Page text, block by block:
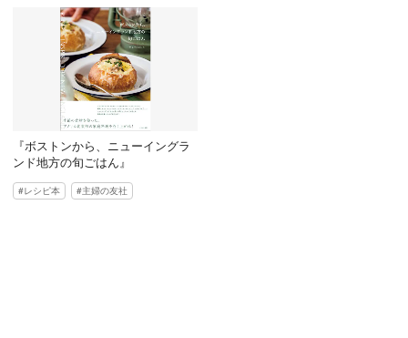
『ボストンから、ニューイングラ
ンド地方の旬ごはん』
レシピ本 主婦の友社